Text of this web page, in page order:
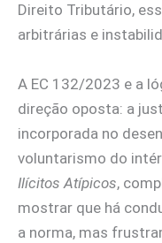
Direito Tributário,
arbitrárias e
A EC 132/2023 e a
direção oposta: a
incorporada no
voluntarismo do
Ilícitos Atípicos,
mostrar que há
a norma, mas